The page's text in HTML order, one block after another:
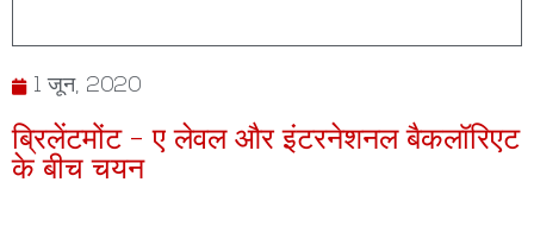
1 जून, 2020
ब्रिलेंटमोंट - ए लेवल और इंटरनेशनल बैकलॉरिएट
के बीच चयन